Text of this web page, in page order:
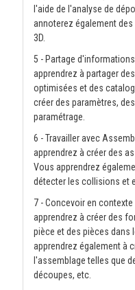
l'aide de l'analyse de
annoterez également
3D.
5 - Partage
apprendrez à partager
optimisées et des
créer des paramètres,
paramétrage.
6 - Travailler avec
apprendrez à créer des
Vous apprendrez
détecter les collisions et
7 - Concevoir en
apprendrez à créer des
pièce et des pièces dans
apprendrez également à
l'assemblage telles que
découpes, etc.